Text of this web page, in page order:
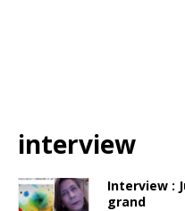
interview
Interview :
grand